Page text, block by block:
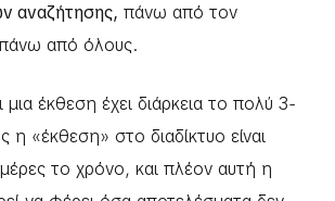
αναζήτησης, πάνω από τον
από όλους.
έκθεση έχει διάρκεια το πολύ 3-
«έκθεση» στο διαδίκτυο είναι
το χρόνο, και πλέον αυτή η